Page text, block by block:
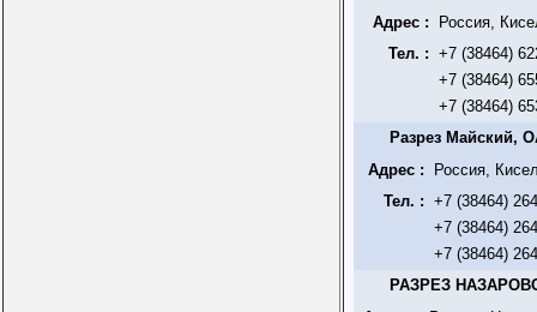
Адрес :
Россия,
Тел. : +7 (38464)
+7 (38464)
+7 (38464)
Разрез Майский,
Адрес :
Россия,
Тел. : +7 (38464)
+7 (38464)
+7 (38464)
РАЗРЕЗ